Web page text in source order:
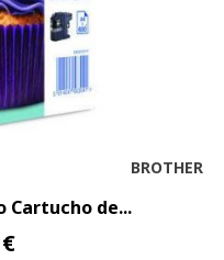
BROTHER
Cartucho de...